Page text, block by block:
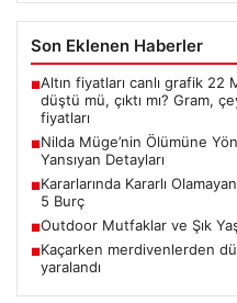
Son Eklenen Haberler
■Altın fiyatları canlı grafik 22
düştü mü, çıktı mı? Gram,
fiyatları
■Nilda Müge’nin Ölümüne
Yansıyan Detayları
■Kararlarında Kararlı
5 Burç
■Outdoor Mutfaklar ve Şık
■Kaçarken merdivenlerden
yaralandı